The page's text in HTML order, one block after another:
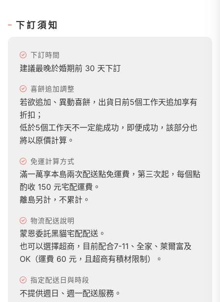
下訂須知
下訂時間
建議最晚於婚期前 30 天下訂
喜餅追加調整
若欲追加、異動喜餅，出貨日前5個工作天追加享有
折扣；
低於5個工作天不一定能成功，即便成功，該部分也
將以原價計算。
免運計算方式
滿一萬享本島兩次配送點免運費，第三次起，每個點
酌收 150 元宅配運費。
離島另計，不累計。
物流配送說明
蒙恩委託黑貓宅配配送。
也可以選擇超商，目前配合7-11、全家、萊爾富及
OK（運費 60 元，且超商有積材限制）。
指定配送日與時段
不提供週日、週一配送服務。